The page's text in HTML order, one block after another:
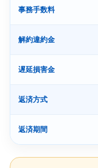
事務手数料
解約違約金
遅延損害金
返済方式
返済期間